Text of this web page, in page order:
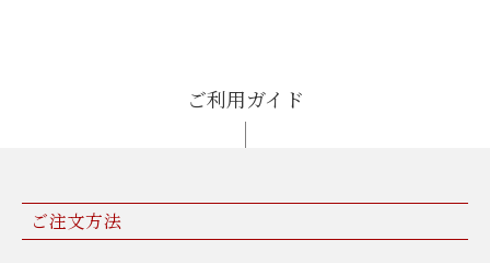
ご利用ガイド
ご注文方法